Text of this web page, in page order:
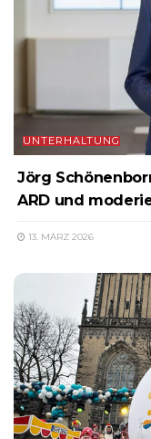
UNTERHALTUNG
Jörg
ARD und
13. MÄRZ 2026